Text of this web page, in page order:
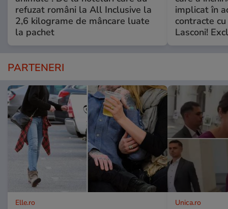
refuzat români la All Inclusive la
2,6 kilograme de mâncare luate
la pachet
implicat în
contracte
Lasconi!
PARTENERI
Elle.ro Unica.ro